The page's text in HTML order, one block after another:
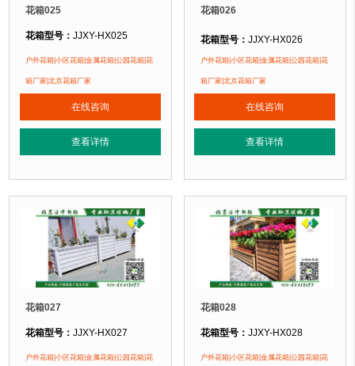
花箱025
花箱型号：JJXY-HX025
花箱规格：可根据客户需求定制！
花箱材质：金属镂空/铝合金/塑木/防腐木
花箱周期：现货花箱 即拍即发
1、花箱不会对环境产生污染。2、花箱在视觉上，线条流畅，外
正在使用该花箱的部分客户：
朝阳某小区、苏州某别墅区、海淀某小区....
户外花箱|小区花箱|金属花箱|公园花箱|花
箱厂家|北京花箱厂家
在线咨询
查看详情
花箱026
花箱型号： JJXY-HX026
花箱规格：可根据客户需求定制！
花箱材质：金属镂空/铝合金/塑木/防
花箱特点：1、花箱不会对环境产生
正在使用该花箱的部分客户：
朝阳某小区、苏州某别墅区、海淀某
户外花箱|小区花箱|金属花箱|公园花箱|花
箱厂家|北京花箱厂家
在线咨询
查看详情
花箱027
花箱型号：JJXY-HX027
花箱规格：可根据客户需求定制！
户外花箱|小区花箱|金属花箱|公园花箱|花
花箱028
花箱型号： JJXY-HX028
花箱规格：可根据客户需求定制！
户外花箱|小区花箱|金属花箱|公园花箱|花